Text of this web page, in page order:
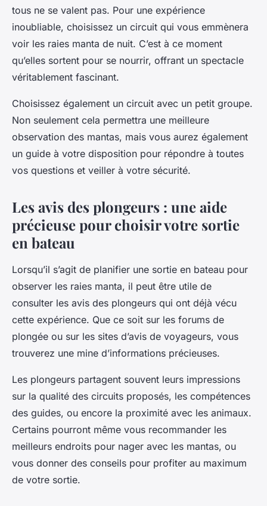
tous ne se valent pas. Pour une expérience
inoubliable, choisissez un circuit qui vous emmènera
voir les raies manta de nuit. C’est à ce moment
qu’elles sortent pour se nourrir, offrant un spectacle
véritablement fascinant.
Choisissez également un circuit avec un petit groupe.
Non seulement cela permettra une meilleure
observation des mantas, mais vous aurez également
un guide à votre disposition pour répondre à toutes
vos questions et veiller à votre sécurité.
Les avis des plongeurs : une aide
précieuse pour choisir votre sortie
en bateau
Lorsqu’il s’agit de planifier une sortie en bateau pour
observer les raies manta, il peut être utile de
consulter les avis des plongeurs qui ont déjà vécu
cette expérience. Que ce soit sur les forums de
plongée ou sur les sites d’avis de voyageurs, vous
trouverez une mine d’informations précieuses.
Les plongeurs partagent souvent leurs impressions
sur la qualité des circuits proposés, les compétences
des guides, ou encore la proximité avec les animaux.
Certains pourront même vous recommander les
meilleurs endroits pour nager avec les mantas, ou
vous donner des conseils pour profiter au maximum
de votre sortie.